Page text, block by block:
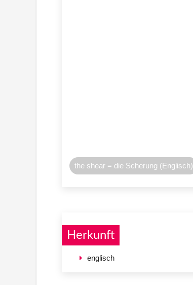
the shear = die Scherung (Englisch)
Herkunft
englisch